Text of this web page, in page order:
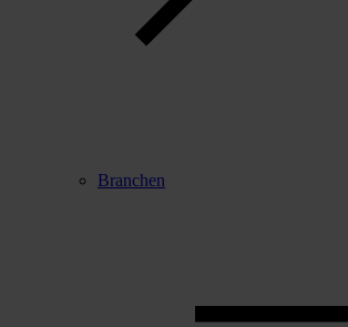
Branchen